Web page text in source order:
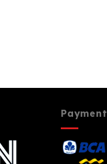
Payment